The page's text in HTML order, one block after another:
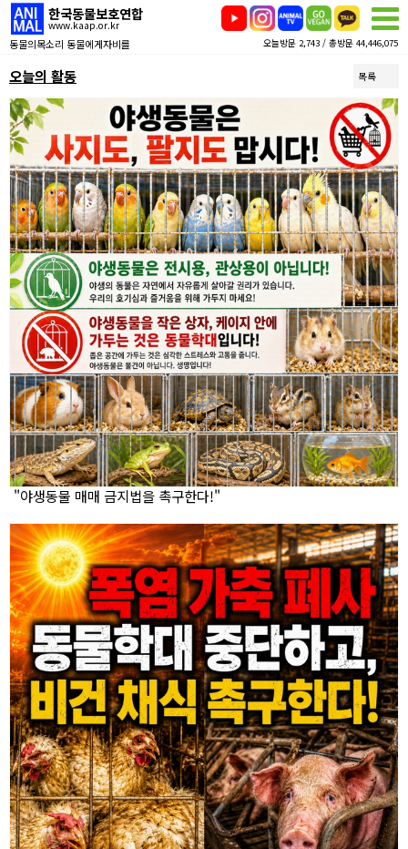
한국동물보호연합
www.kaap.or.kr
동물의목소리 동물에게자비를 오늘방문 2,743 / 총방문 44,446,075
오늘의 활동 목록
"야생동물 매매 금지법을 촉구한다!"